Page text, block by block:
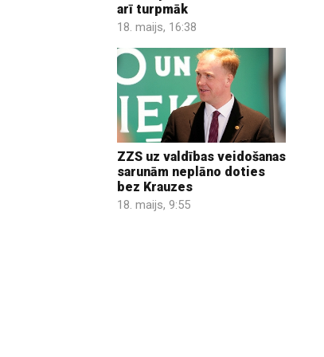
arī turpmāk
18. maijs, 16:38
ZZS uz valdības veidošanas
sarunām neplāno doties
bez Krauzes
18. maijs, 9:55